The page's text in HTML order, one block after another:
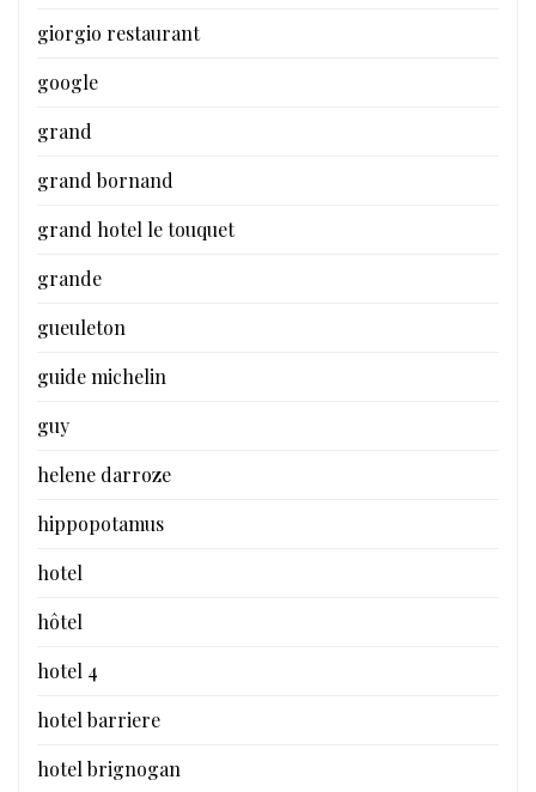
giorgio restaurant
google
grand
grand bornand
grand hotel le touquet
grande
gueuleton
guide michelin
guy
helene darroze
hippopotamus
hotel
hôtel
hotel 4
hotel barriere
hotel brignogan